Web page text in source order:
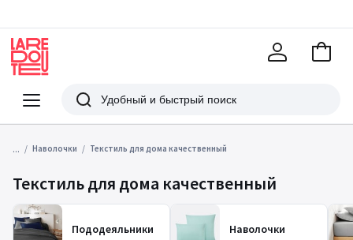
Меню
Redoute
Поиск
В
... Наволочки Текстиль для дома качественный
Текстиль для дома качественный
Пододеяльники Наволочки